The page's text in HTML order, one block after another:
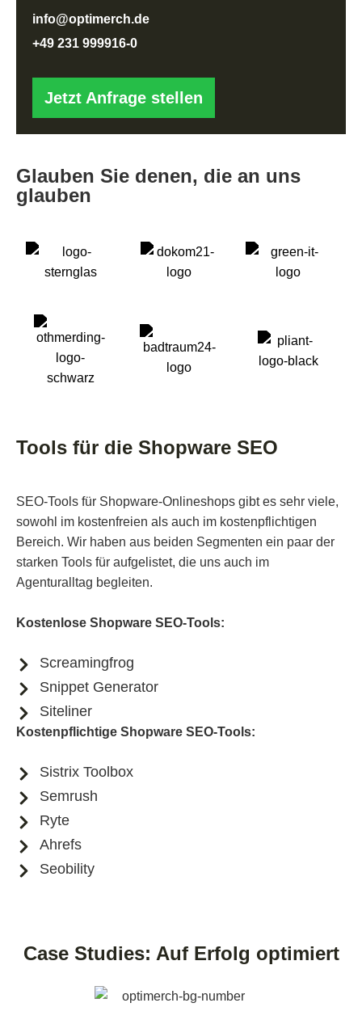
info@optimerch.de
+49 231 999916-0
Jetzt Anfrage stellen
Glauben Sie denen, die an uns
glauben
Tools für die Shopware SEO
SEO-Tools für Shopware-Onlineshops gibt es sehr viele,
sowohl im kostenfreien als auch im kostenpflichtigen
Bereich. Wir haben aus beiden Segmenten ein paar der
starken Tools für aufgelistet, die uns auch im
Agenturalltag begleiten.
Kostenlose Shopware SEO-Tools:
Screamingfrog
Snippet Generator
Siteliner
Kostenpflichtige Shopware SEO-Tools:
Sistrix Toolbox
Semrush
Ryte
Ahrefs
Seobility
Case Studies: Auf Erfolg optimiert